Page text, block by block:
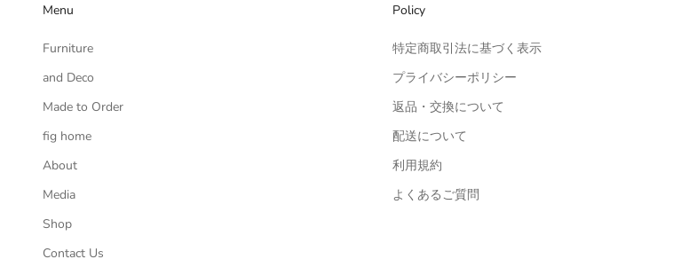
Menu
Furniture
and Deco
Made to Order
fig home
About
Media
Shop
Contact Us
Policy
特定商取引法に基づく表示
プライバシーポリシー
返品・交換について
配送について
利用規約
よくあるご質問